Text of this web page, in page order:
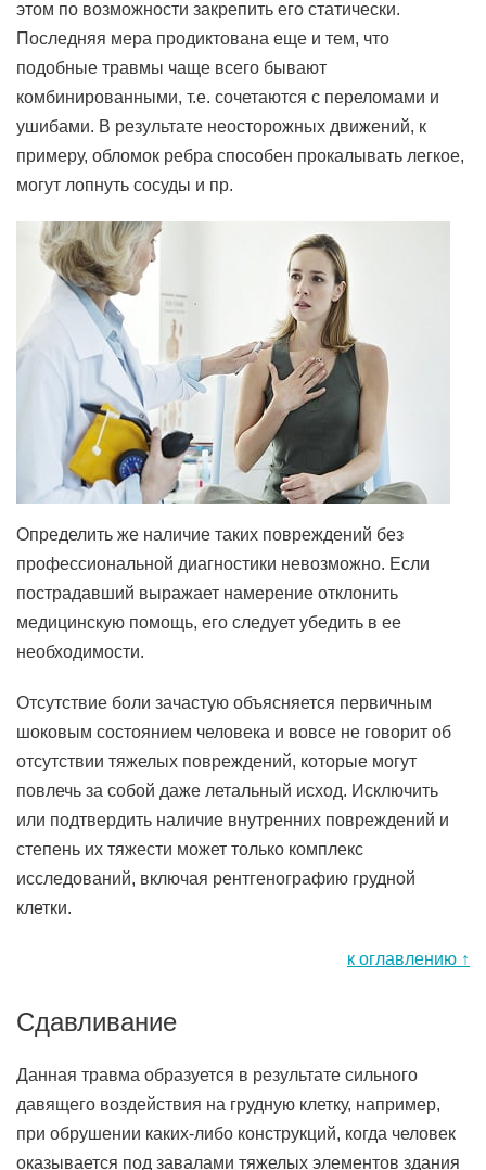
этом по возможности закрепить его статически.
Последняя мера продиктована еще и тем, что
подобные травмы чаще всего бывают
комбинированными, т.е. сочетаются с переломами и
ушибами. В результате неосторожных движений, к
примеру, обломок ребра способен прокалывать легкое,
могут лопнуть сосуды и пр.
Определить же наличие таких повреждений без
профессиональной диагностики невозможно. Если
пострадавший выражает намерение отклонить
медицинскую помощь, его следует убедить в ее
необходимости.
Отсутствие боли зачастую объясняется первичным
шоковым состоянием человека и вовсе не говорит об
отсутствии тяжелых повреждений, которые могут
повлечь за собой даже летальный исход. Исключить
или подтвердить наличие внутренних повреждений и
степень их тяжести может только комплекс
исследований, включая рентгенографию грудной
клетки.
к оглавлению ↑
Сдавливание
Данная травма образуется в результате сильного
давящего воздействия на грудную клетку, например,
при обрушении каких-либо конструкций, когда человек
оказывается под завалами тяжелых элементов здания